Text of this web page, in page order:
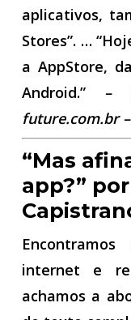
aplicativos,
Stores”. …
a AppStore,
Android.” –
future.com.br
“Mas
app?”
internet e
achamos a